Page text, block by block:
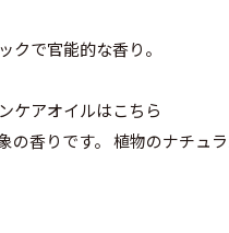
クで官能的な香り。
ケアオイルはこちら
香りです。 植物のナチュ